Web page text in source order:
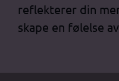
reflekterer din
skape en følelse